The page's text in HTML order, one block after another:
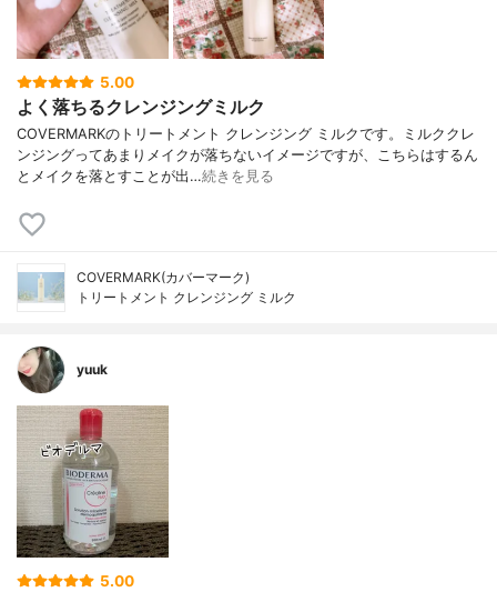
5.00
よく落ちるクレンジングミルク
COVERMARKのトリートメント クレンジング ミルクです。ミルククレ
ンジングってあまりメイクが落ちないイメージですが、こちらはするん
とメイクを落とすことが出…続きを見る
COVERMARK(カバーマーク)
トリートメント クレンジング ミルク
yuuk
5.00